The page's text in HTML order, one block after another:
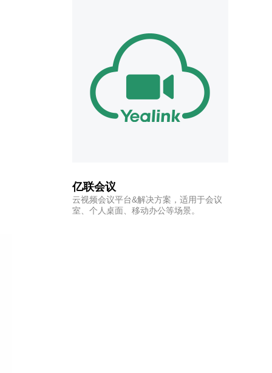
亿联会议
云视频会议平台&解决方案，适用于会议
室、个人桌面、移动办公等场景。